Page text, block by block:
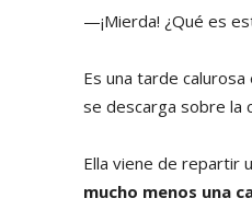
—¡Mierda! ¿Qué es
Es una tarde
se descarga sobre la
Ella viene de repartir
mucho menos una